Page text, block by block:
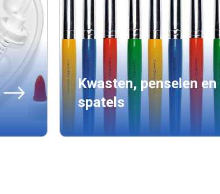
Kwasten, penselen en
spatels